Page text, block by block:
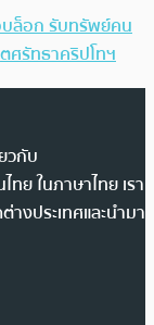
บล็อก รับทรัพย์คน
ศรัทธาคริปโทฯ
วกับ
ย ในภาษาไทย เรา
งประเทศและนำมา